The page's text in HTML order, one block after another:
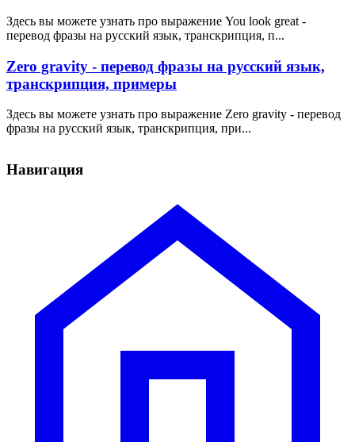
Здесь вы можете узнать про выражение You look great -
перевод фразы на русский язык, транскрипция, п...
Zero gravity - перевод фразы на русский язык,
транскрипция, примеры
Здесь вы можете узнать про выражение Zero gravity - перевод
фразы на русский язык, транскрипция, при...
Навигация